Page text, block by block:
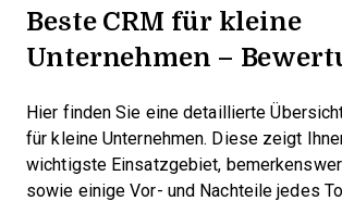
Beste CRM für kleine
Unternehmen –
Hier finden Sie eine detaillierte
für kleine Unternehmen. Diese zeigt
wichtigste Einsatzgebiet,
sowie einige Vor- und Nachteile jedes